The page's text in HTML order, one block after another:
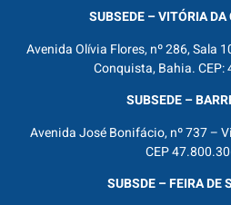
SUBSEDE – VITÓRIA
Avenida Olívia Flores, nº 286, Sala
Conquista, Bahia. CEP:
SUBSEDE –
Avenida José Bonifácio, nº 737 –
CEP
SUBSDE – FEIRA DE